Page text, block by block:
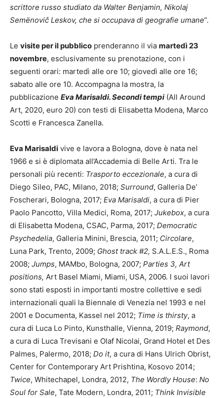
scrittore russo studiato da Walter Benjamin, Nikolaj
Semënovič Leskov, che si occupava di geografie umane”.
Le visite per il pubblico prenderanno il via martedì 23
novembre, esclusivamente su prenotazione, con i
seguenti orari: martedì alle ore 10; giovedì alle ore 16;
sabato alle ore 10. Accompagna la mostra, la
pubblicazione Eva Marisaldi. Secondi tempi(All Around
Art, 2020, euro 20) con testi di Elisabetta Modena, Marco
Scotti e Francesca Zanella.
Eva Marisaldi vive e lavora a Bologna, dove è nata nel
1966 e si è diplomata all’Accademia di Belle Arti. Tra le
personali più recenti: Trasporto eccezionale, a cura di
Diego Sileo, PAC, Milano, 2018; Surround, Galleria De’
Foscherari, Bologna, 2017; Eva Marisaldi, a cura di Pier
Paolo Pancotto, Villa Medici, Roma, 2017; Jukebox, a cura
di Elisabetta Modena, CSAC, Parma, 2017; Democratic
Psychedelia, Galleria Minini, Brescia, 2011; Circolare,
Luna Park, Trento, 2009; Ghost track #2, S.A.L.E.S., Roma
2008; Jumps, MAMbo, Bologna, 2007; Parties 3, Art
positions, Art Basel Miami, Miami, USA, 2006. I suoi lavori
sono stati esposti in importanti mostre collettive e sedi
internazionali quali la Biennale di Venezia nel 1993 e nel
2001 e Documenta, Kassel nel 2012; Time is thirsty, a
cura di Luca Lo Pinto, Kunsthalle, Vienna, 2019; Raymond,
a cura di Luca Trevisani e Olaf Nicolai, Grand Hotel et Des
Palmes, Palermo, 2018; Do it, a cura di Hans Ulrich Obrist,
Center for Contemporary Art Prishtina, Kosovo 2014;
Twice, Whitechapel, Londra, 2012, The Wordly House: No
Soul for Sale, Tate Modern, Londra, 2011; Think Invisible